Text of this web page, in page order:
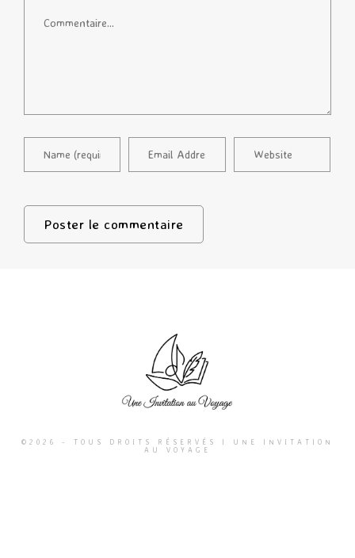
©2026 - TOUS DROITS RÉSERVÉS I UNE INVITATION
AU VOYAGE